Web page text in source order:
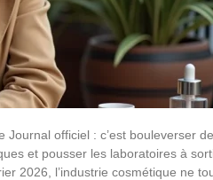
Journal officiel : c’est bouleverser
et pousser les laboratoires à
2026, l’industrie cosmétique ne